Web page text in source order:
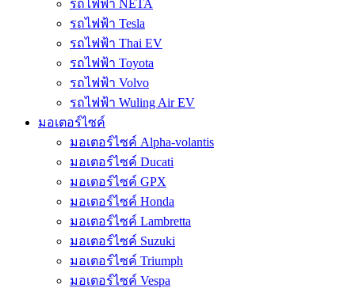
รถไฟฟ้า NETA
รถไฟฟ้า Tesla
รถไฟฟ้า Thai EV
รถไฟฟ้า Toyota
รถไฟฟ้า Volvo
รถไฟฟ้า Wuling Air EV
มอเตอร์ไซค์
มอเตอร์ไซค์ Alpha-volantis
มอเตอร์ไซค์ Ducati
มอเตอร์ไซค์ GPX
มอเตอร์ไซค์ Honda
มอเตอร์ไซค์ Lambretta
มอเตอร์ไซค์ Suzuki
มอเตอร์ไซค์ Triumph
มอเตอร์ไซค์ Vespa